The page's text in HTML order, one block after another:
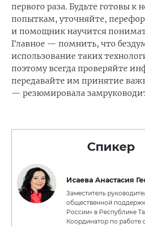
первого раза. Будьте готовы к
попыткам, уточняйте,
и помощник научится
Главное — помнить, что
использование таких
поэтому всегда проверяйте
передавайте им принятие
— резюмировала
Спикер
Исаева Анастасия
Заместитель
общественной
России» в Республике
Координатор по работе